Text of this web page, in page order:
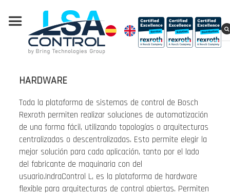
HARDWARE
Toda la plataforma de sistemas de control de Bosch
Rexroth permiten realizar soluciones de automatización
de una forma fácil, utilizando topologías o arquitecturas
centralizadas o descentralizadas. Esto permite elegir la
mejor solución para cada aplicación, tanto por el lado
del fabricante de maquinaria con del
usuario.IndraControl L, es la plataforma de hardware
flexible para arquitecturas de control abiertas. Permiten